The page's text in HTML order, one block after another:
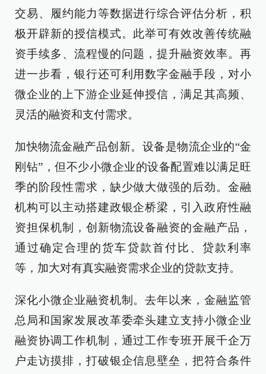
交易、履约能力等数据进行综合评估分析，积
极开辟新的授信模式。此举可有效改善传统融
资手续多、流程慢的问题，提升融资效率。再
进一步看，银行还可利用数字金融手段，对小
微企业的上下游企业延伸授信，满足其高频、
灵活的融资和支付需求。
加快物流金融产品创新。设备是物流企业的“金
刚钻”，但不少小微企业的设备配置难以满足旺
季的阶段性需求，缺少做大做强的后劲。金融
机构可以主动搭建政银企桥梁，引入政府性融
资担保机制，创新物流设备融资的金融产品，
通过确定合理的货车贷款首付比、贷款利率
等，加大对有真实融资需求企业的贷款支持。
深化小微企业融资机制。去年以来，金融监管
总局和国家发展改革委牵头建立支持小微企业
融资协调工作机制，通过工作专班开展千企万
户走访摸排，打破银企信息壁垒，把符合条件